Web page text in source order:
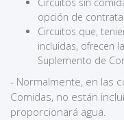
opción de
Circuitos que,
incluidas, ofrecen
Suplemento de
- Normalmente, en las
Comidas, no están
proporcionará agua.